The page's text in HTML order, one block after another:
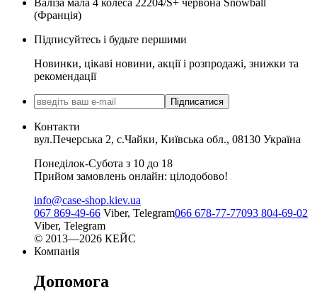
Валіза мала 4 колеса 22204/S+ червона Snowball
(Франція)
Підписуйтесь і будьте першими
Новинки, цікаві новини, акції і розпродажі, знижки та
рекомендації
Підписатися
Контакти
вул.Печерська 2, с.Чайки, Київська обл., 08130 Україна
Понеділок-Субота з 10 до 18
Прийом замовлень онлайн: цілодобово!
info@case-shop.kiev.ua
067 869-49-66 Viber, Telegram066 678-77-77093 804-69-02
Viber, Telegram
© 2013—2026 КЕЙС
Компанія
Допомога